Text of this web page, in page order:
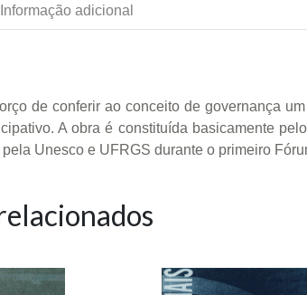
Informação adicional
de conferir ao conceito de governança
A obra é constituída basicamente
Unesco e UFRGS durante o primeiro